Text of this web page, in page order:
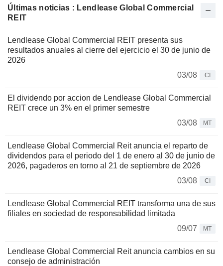
Últimas noticias : Lendlease Global Commercial
REIT
Lendlease Global Commercial REIT presenta sus
resultados anuales al cierre del ejercicio el 30 de junio de
2026
03/08
CI
El dividendo por accion de Lendlease Global Commercial
REIT crece un 3% en el primer semestre
03/08
MT
Lendlease Global Commercial Reit anuncia el reparto de
dividendos para el periodo del 1 de enero al 30 de junio de
2026, pagaderos en torno al 21 de septiembre de 2026
03/08
CI
Lendlease Global Commercial REIT transforma una de sus
filiales en sociedad de responsabilidad limitada
09/07
MT
Lendlease Global Commercial Reit anuncia cambios en su
consejo de administración